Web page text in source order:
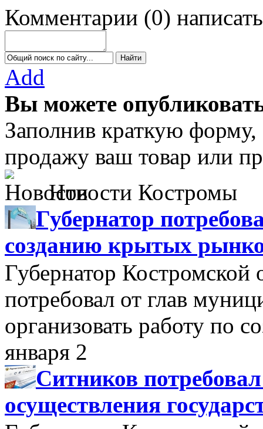
Комментарии (0) написать
Add
Вы можете
Заполнив краткую
продажу ваш товар или
Новости Костромы
Губернатор
созданию крытых
Губернатор Костромской
потребовал от глав
организовать работу по
января 2
Ситников
осуществления